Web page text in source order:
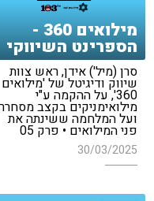
מילואים 360 -
הספרינט השיווקי
סרן (מיל') אידן, ראש צוות
שיווק ודיגיטל של 'מילואים
360', על ההקמה ע"י
מילואימניקים בקצב
ועל המלחמה ששינתה את
פני המילואים • פרק 05
30/03/2025